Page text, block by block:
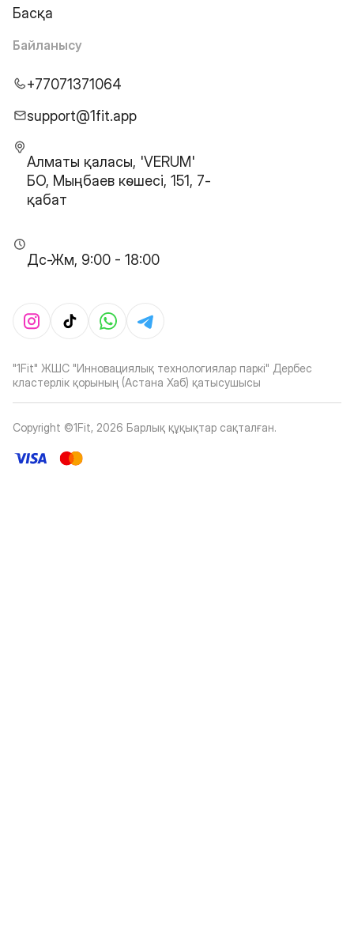
Басқа
Байланысу
+77071371064
support@1fit.app
Алматы қаласы, 'VERUM'
БО, Мыңбаев көшесі, 151, 7-
қабат
Дс-Жм, 9:00 - 18:00
"1Fit" ЖШС "Инновациялық технологиялар паркі" Дербес
кластерлік қорының (Астана Хаб) қатысушысы
Copyright ©1Fit, 2026 Барлық құқықтар сақталған.